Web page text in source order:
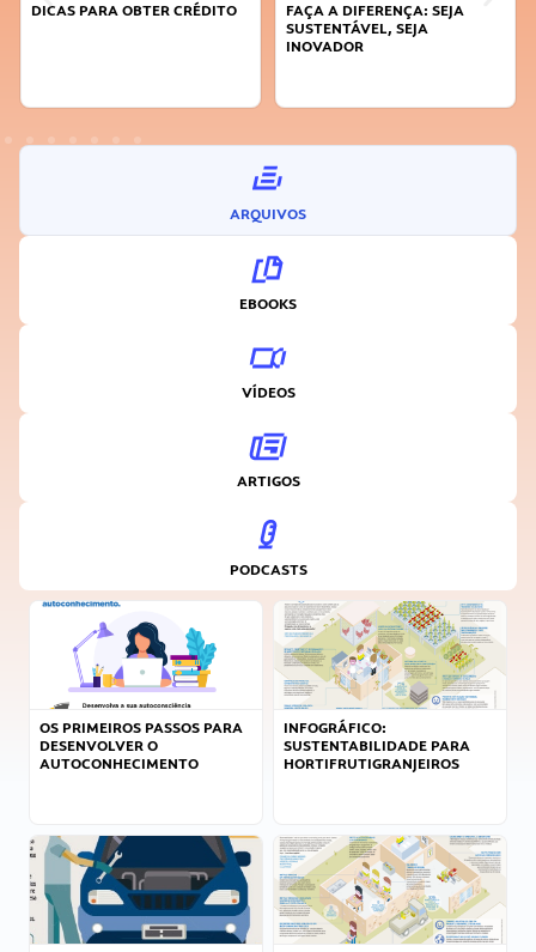
DICAS PARA OBTER CRÉDITO
FAÇA A DIFERENÇA: SEJA
SUSTENTÁVEL, SEJA
INOVADOR
ARQUIVOS
EBOOKS
VÍDEOS
ARTIGOS
PODCASTS
OS PRIMEIROS PASSOS PARA
DESENVOLVER O
AUTOCONHECIMENTO
INFOGRÁFICO:
SUSTENTABILIDADE PARA
HORTIFRUTIGRANJEIROS